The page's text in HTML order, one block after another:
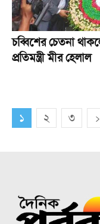
চব্বিশের চেতনা
প্রতিমন্ত্রী মীর হেলাল
১ ২ ৩